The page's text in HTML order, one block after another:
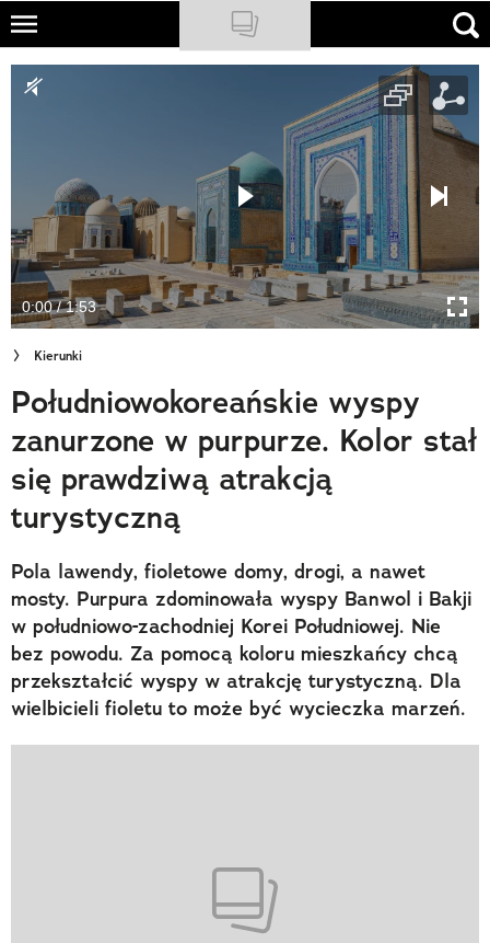
Skip
main
NATIONAL GEOGRAPHIC
Sklep
Newsletter
Cuda Polski
Wielki Konkurs Fotograficzny
Trendbook Podróżniczy
Polecane
0:00 / 1:53
Kierunki
Południowokoreańskie wyspy
zanurzone w purpurze. Kolor stał
się prawdziwą atrakcją
turystyczną
Pola lawendy, fioletowe domy, drogi, a nawet
mosty. Purpura zdominowała wyspy Banwol i Bakji
w południowo-zachodniej Korei Południowej. Nie
bez powodu. Za pomocą koloru mieszkańcy chcą
przekształcić wyspy w atrakcję turystyczną. Dla
wielbicieli fioletu to może być wycieczka marzeń.